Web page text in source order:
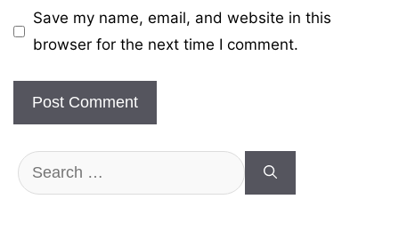
Save my name, email, and website in this
browser for the next time I comment.
Search
for: